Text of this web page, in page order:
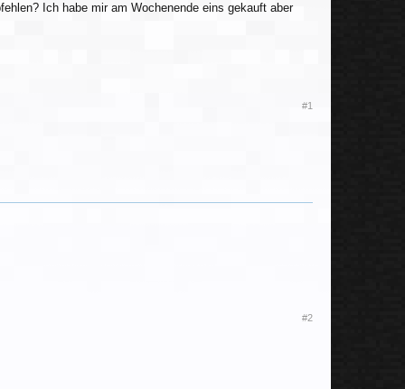
Ich habe mir am Wochenende eins gekauft aber
#1
#2